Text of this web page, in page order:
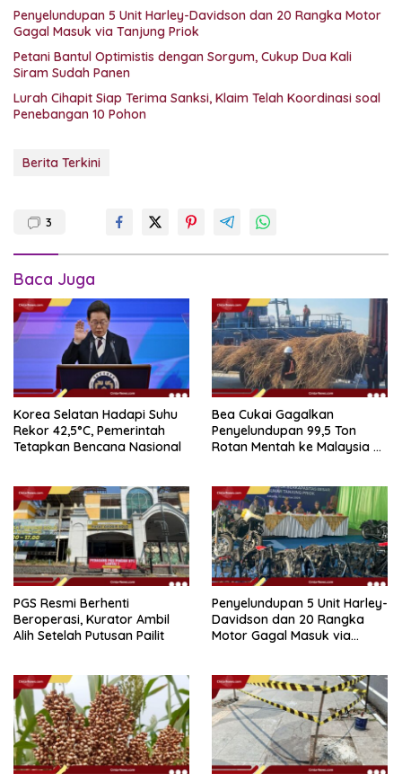
Penyelundupan 5 Unit Harley-Davidson dan 20 Rangka Motor
Gagal Masuk via Tanjung Priok
Petani Bantul Optimistis dengan Sorgum, Cukup Dua Kali
Siram Sudah Panen
Lurah Cihapit Siap Terima Sanksi, Klaim Telah Koordinasi soal
Penebangan 10 Pohon
Berita Terkini
3
Baca Juga
Korea Selatan Hadapi Suhu
Rekor 42,5°C, Pemerintah
Tetapkan Bencana Nasional
Bea Cukai Gagalkan
Penyelundupan 99,5 Ton
Rotan Mentah ke Malaysia di
PGS Resmi Berhenti
Beroperasi, Kurator Ambil
Alih Setelah Putusan Pailit
Penyelundupan 5 Unit Harley-
Davidson dan 20 Rangka
Motor Gagal Masuk via